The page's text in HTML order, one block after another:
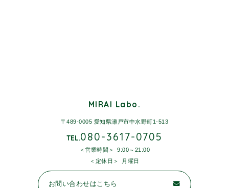
MIRAI Labo.
〒489-0005 愛知県瀬戸市中水野町1-513
TEL.080-3617-0705
営業時間
9:00～21:00
定休日
月曜日
お問い合わせはこちら